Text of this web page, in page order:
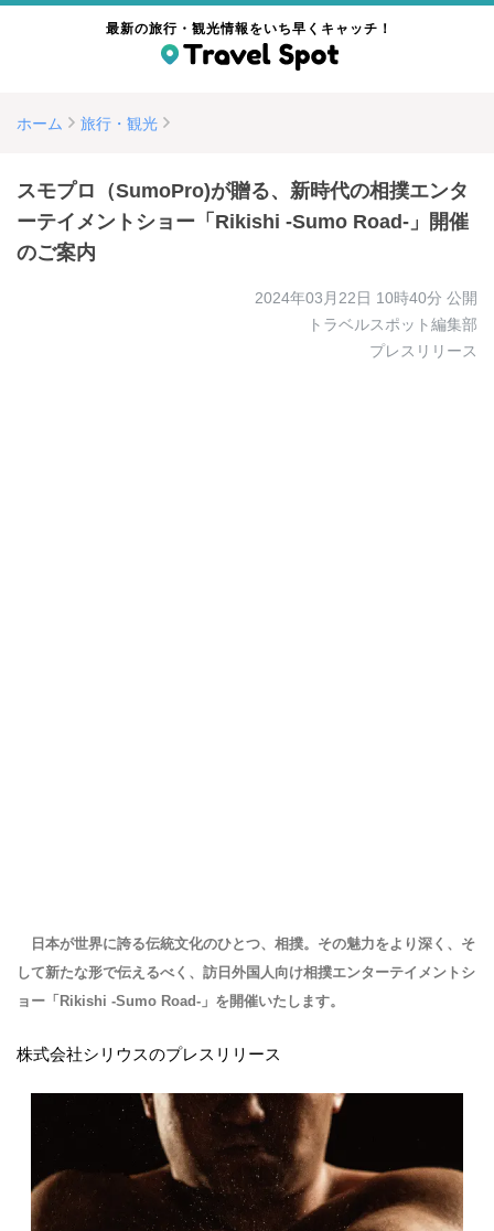
最新の旅行・観光情報をいち早くキャッチ！
ホーム 旅行・観光
スモプロ（SumoPro)が贈る、新時代の相撲エンタ
ーテイメントショー「Rikishi -Sumo Road-」開催
のご案内
2024年03月22日 10時40分 公開
トラベルスポット編集部
プレスリリース
日本が世界に誇る伝統文化のひとつ、相撲。その魅力をより深く、そ
して新たな形で伝えるべく、訪日外国人向け相撲エンターテイメントシ
ョー「Rikishi -Sumo Road-」を開催いたします。
株式会社シリウスのプレスリリース